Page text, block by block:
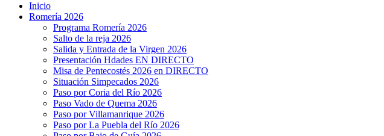
Inicio
Romería 2026
Programa Romería 2026
Salto de la reja 2026
Salida y Entrada de la Virgen 2026
Presentación Hdades EN DIRECTO
Misa de Pentecostés 2026 en DIRECTO
Situación Simpecados 2026
Paso por Coria del Río 2026
Paso Vado de Quema 2026
Paso por Villamanrique 2026
Paso por La Puebla del Río 2026